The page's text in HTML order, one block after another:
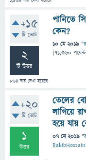
+15
টি ভোট
2
টি উত্তর
864 বার দেখা হয়েছে
পানিতে
কেন?
10 মে 2019 "
(71,360
+20
টি ভোট
1
উত্তর
তেলের
লাগিয়ে
হয়ে যায়
07 মে 2019 "